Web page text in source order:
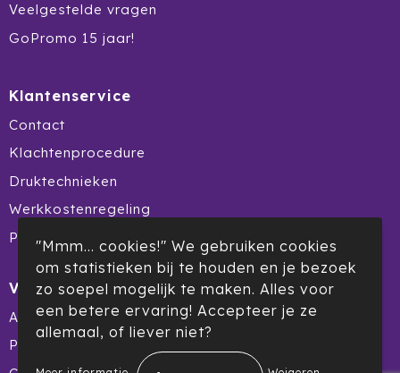
Veelgestelde vragen
GoPromo 15 jaar!
Klantenservice
Contact
Klachtenprocedure
Druktechnieken
Werkkostenregeling
Product Recall
Veilig winkelen
Algemene voorwaarden
Privacyverklaring
"Mmm... cookies!" We gebruiken cookies
om statistieken bij te houden en je bezoek
zo soepel mogelijk te maken. Alles voor
een betere ervaring! Accepteer je ze
allemaal, of liever niet?